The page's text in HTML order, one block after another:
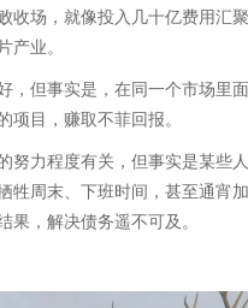
收场，就像投入几十亿费用汇聚
产业。
，但事实是，在同一个市场里面
项目，赚取不菲回报。
努力程度有关，但事实是某些人
牲周末、下班时间，甚至通宵加
果，解决债务遥不可及。